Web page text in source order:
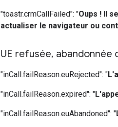
"toastr.crmCallFailed": "Oups ! Il
actualiser le navigateur ou
UE refusée, abandonnée
"inCall.failReason.euRejected": "
"inCall.failReason.expired": "
"inCall.failReason.euAbandoned": "